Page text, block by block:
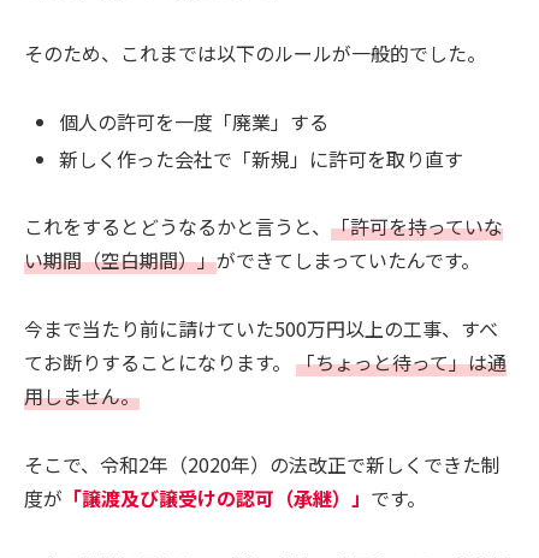
そのため、これまでは以下のルールが一般的でした。
個人の許可を一度「廃業」する
新しく作った会社で「新規」に許可を取り直す
これをするとどうなるかと言うと、 「許可を持っていな
い期間（空白期間）」ができてしまっていたんです。
今まで当たり前に請けていた500万円以上の工事、すべ
てお断りすることになります。 「ちょっと待って」は通
用しません。
そこで、令和2年（2020年）の法改正で新しくできた制
度が 「譲渡及び譲受けの認可（承継）」 です。